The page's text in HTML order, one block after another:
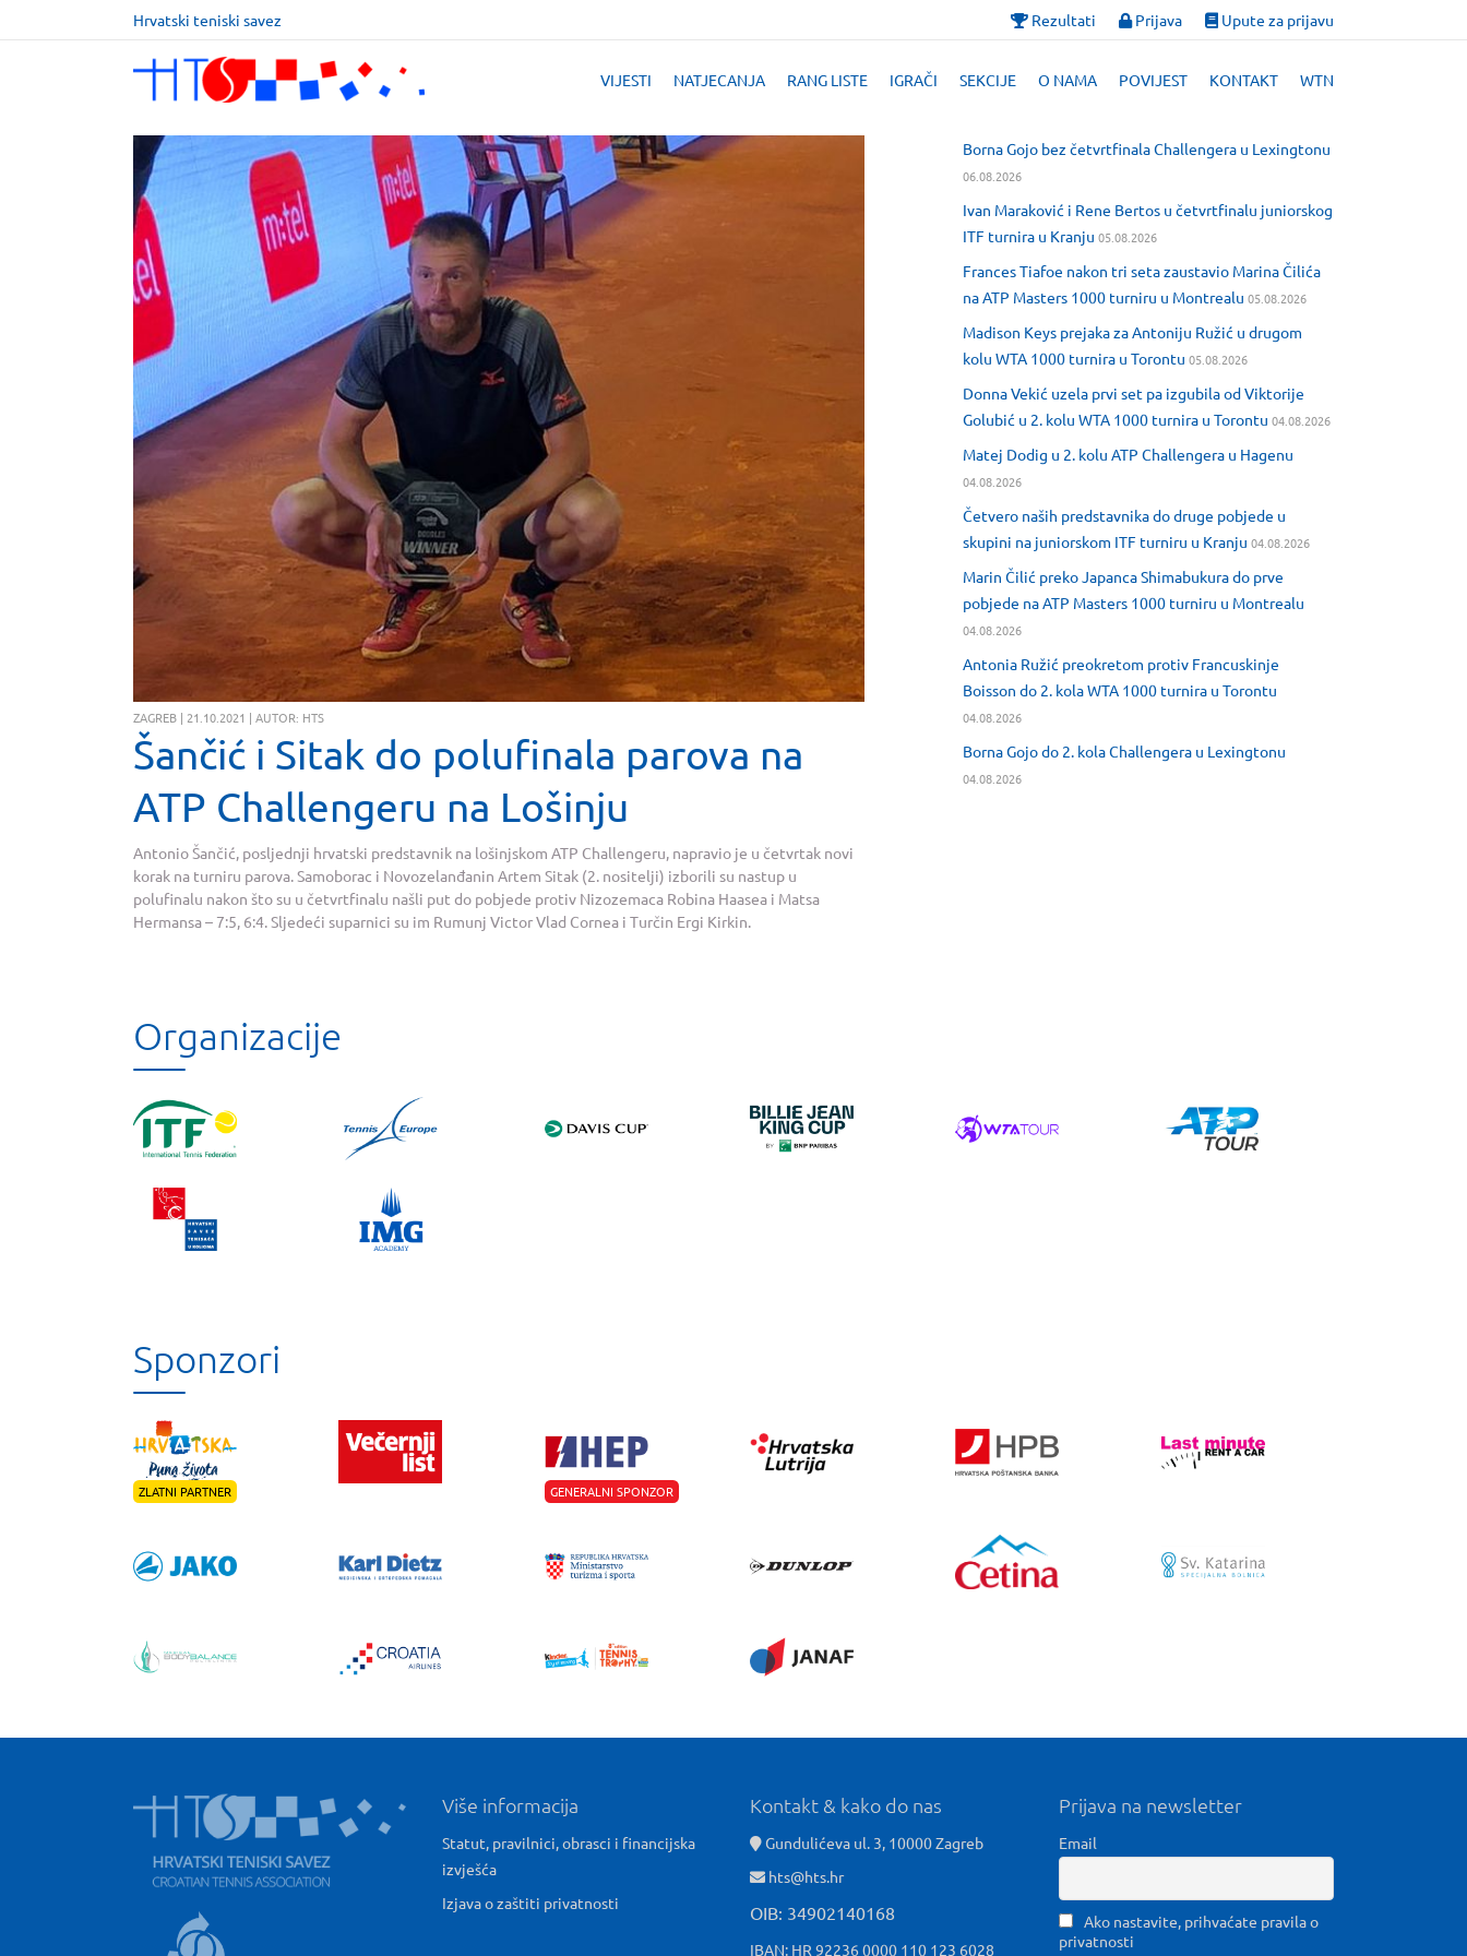
Hrvatski teniski savez Rezultati Prijava Upute za prijavu
VIJESTI NATJECANJA RANG LISTE IGRAČI SEKCIJE O NAMA POVIJEST KONTAKT WTN
ZAGREB | 21.10.2021 | AUTOR: HTS
Šančić i Sitak do polufinala parova na
ATP Challengeru na Lošinju
Antonio Šančić, posljednji hrvatski predstavnik na lošinjskom ATP Challengeru, napravio je u četvrtak novi
korak na turniru parova. Samoborac i Novozelanđanin Artem Sitak (2. nositelji) izborili su nastup u
polufinalu nakon što su u četvrtfinalu našli put do pobjede protiv Nizozemaca Robina Haasea i Matsa
Hermansa – 7:5, 6:4. Sljedeći suparnici su im Rumunj Victor Vlad Cornea i Turčin Ergi Kirkin.
Borna Gojo bez četvrtfinala Challengera u Lexingtonu
06.08.2026
Ivan Maraković i Rene Bertos u četvrtfinalu juniorskog
ITF turnira u Kranju 05.08.2026
Frances Tiafoe nakon tri seta zaustavio Marina Čilića
na ATP Masters 1000 turniru u Montrealu 05.08.2026
Madison Keys prejaka za Antoniju Ružić u drugom
kolu WTA 1000 turnira u Torontu 05.08.2026
Donna Vekić uzela prvi set pa izgubila od Viktorije
Golubić u 2. kolu WTA 1000 turnira u Torontu 04.08.2026
Matej Dodig u 2. kolu ATP Challengera u Hagenu
04.08.2026
Četvero naših predstavnika do druge pobjede u
skupini na juniorskom ITF turniru u Kranju 04.08.2026
Marin Čilić preko Japanca Shimabukura do prve
pobjede na ATP Masters 1000 turniru u Montrealu
04.08.2026
Antonia Ružić preokretom protiv Francuskinje
Boisson do 2. kola WTA 1000 turnira u Torontu
04.08.2026
Borna Gojo do 2. kola Challengera u Lexingtonu
04.08.2026
Organizacije
Sponzori
ZLATNI PARTNER GENERALNI SPONZOR
Više informacija
Statut, pravilnici, obrasci i financijska
izvješća
Izjava o zaštiti privatnosti
Kontakt & kako do nas
Gundulićeva ul. 3, 10000 Zagreb
hts@hts.hr
OIB: 34902140168
IBAN: HR 92236 0000 110 123 6028
Prijava na newsletter
Email
Ako nastavite, prihvaćate pravila o
privatnosti